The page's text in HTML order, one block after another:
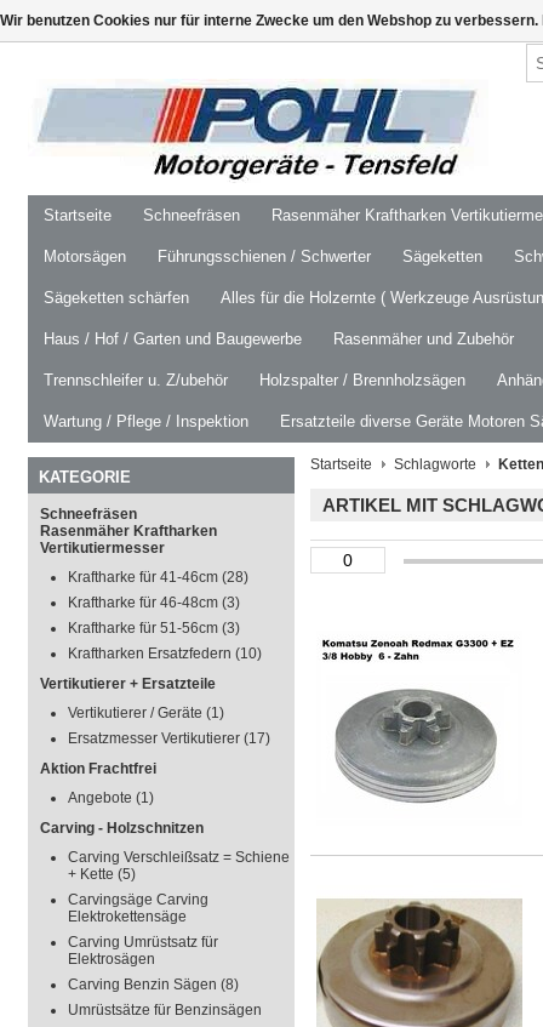
Startseite Schneefräsen Rasenmäher Kraftharken
Motorsägen Führungsschienen / Schwerter Sägeketten
Sägeketten schärfen Alles für die Holzernte ( Werkzeuge
Haus / Hof / Garten und Baugewerbe Rasenmäher und Zubehör
Trennschleifer u. Z/ubehör Holzspalter / Brennholzsägen
Wartung / Pflege / Inspektion Ersatzteile diverse Geräte Motoren
KATEGORIE
Schneefräsen
Rasenmäher Kraftharken
Vertikutiermesser
Kraftharke für 41-46cm (28)
Kraftharke für 46-48cm (3)
Kraftharke für 51-56cm (3)
Kraftharken Ersatzfedern (10)
Vertikutierer + Ersatzteile
Vertikutierer / Geräte (1)
Ersatzmesser Vertikutierer (17)
Aktion Frachtfrei
Angebote (1)
Carving - Holzschnitzen
Carving Verschleißsatz = Schiene
+ Kette (5)
Carvingsäge Carving
Elektrokettensäge
Carving Umrüstsatz für
Elektrosägen
Carving Benzin Sägen (8)
Umrüstsätze für Benzinsägen
Startseite Schlagworte
ARTIKEL MIT
Wir benutzen Cookies nur für interne Zwecke um den Webshop zu